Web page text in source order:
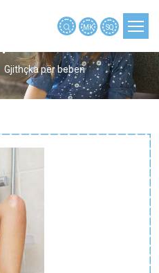
MK SQ
Gjithçka për beben